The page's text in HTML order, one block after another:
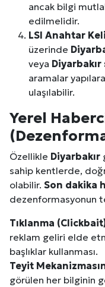
ancak bilgi
edilmelidir.
LSI Anahtar
üzerinde
veya Diyarbakır
aramalar
ulaşılabilir.
Yerel
Özellikle Diyarbakır
sahip kentlerde,
olabilir. Son dakika
dezenformasyonun
Tıklanma
reklam geliri elde
başlıklar kullanması.
Teyit
görülen her bilginin